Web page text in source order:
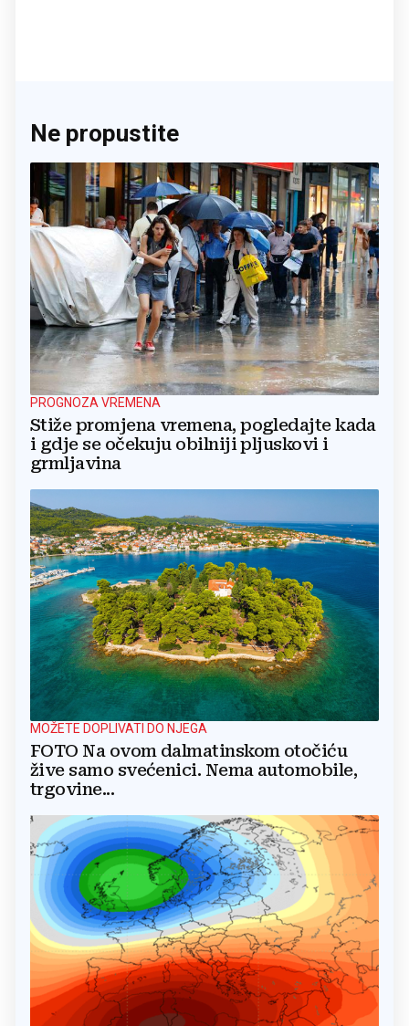
Ne propustite
PROGNOZA VREMENA
Stiže promjena vremena, pogledajte kada
i gdje se očekuju obilniji pljuskovi i
grmljavina
MOŽETE DOPLIVATI DO NJEGA
FOTO Na ovom dalmatinskom otočiću
žive samo svećenici. Nema automobile,
trgovine...